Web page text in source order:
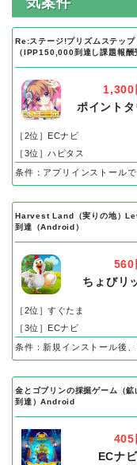
Re:ステージ!プリズムステップ
（IPP150,000到達し課題報酬
1,300
ポイント
［2位］ECナビ
［3位］ハピタス
条件：アプリインストールで
Harvest Land（実りの地）
到達（Android）
560
ちょびリ
［2位］すぐたま
［3位］ECナビ
条件：新規インストール後
金とゴブリンの採掘ゲーム（
到達）Android
405
ECナビ